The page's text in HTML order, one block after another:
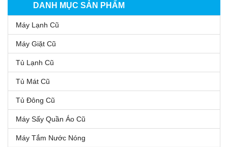
DANH MỤC SẢN PHẨM
Máy Lạnh Cũ
Máy Giặt Cũ
Tủ Lạnh Cũ
Tủ Mát Cũ
Tủ Đông Cũ
Máy Sấy Quần Áo Cũ
Máy Tắm Nước Nóng